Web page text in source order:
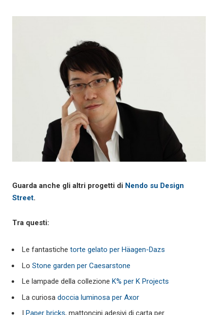
Guarda anche gli altri progetti di Nendo su Design
Street.
Tra questi:
Le fantastiche torte gelato per Häagen-Dazs
Lo Stone garden per Caesarstone
Le lampade della collezione K% per K Projects
La curiosa doccia luminosa per Axor
Paper bricks, mattoncini adesivi di carta per